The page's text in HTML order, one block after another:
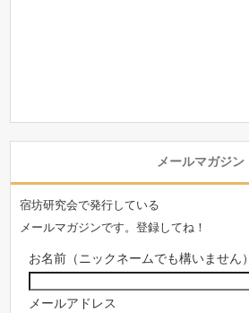
メールマガジン
宿坊研究会で発行している
メールマガジンです。登録してね！
お名前（ニックネームでも構いません）
メールアドレス